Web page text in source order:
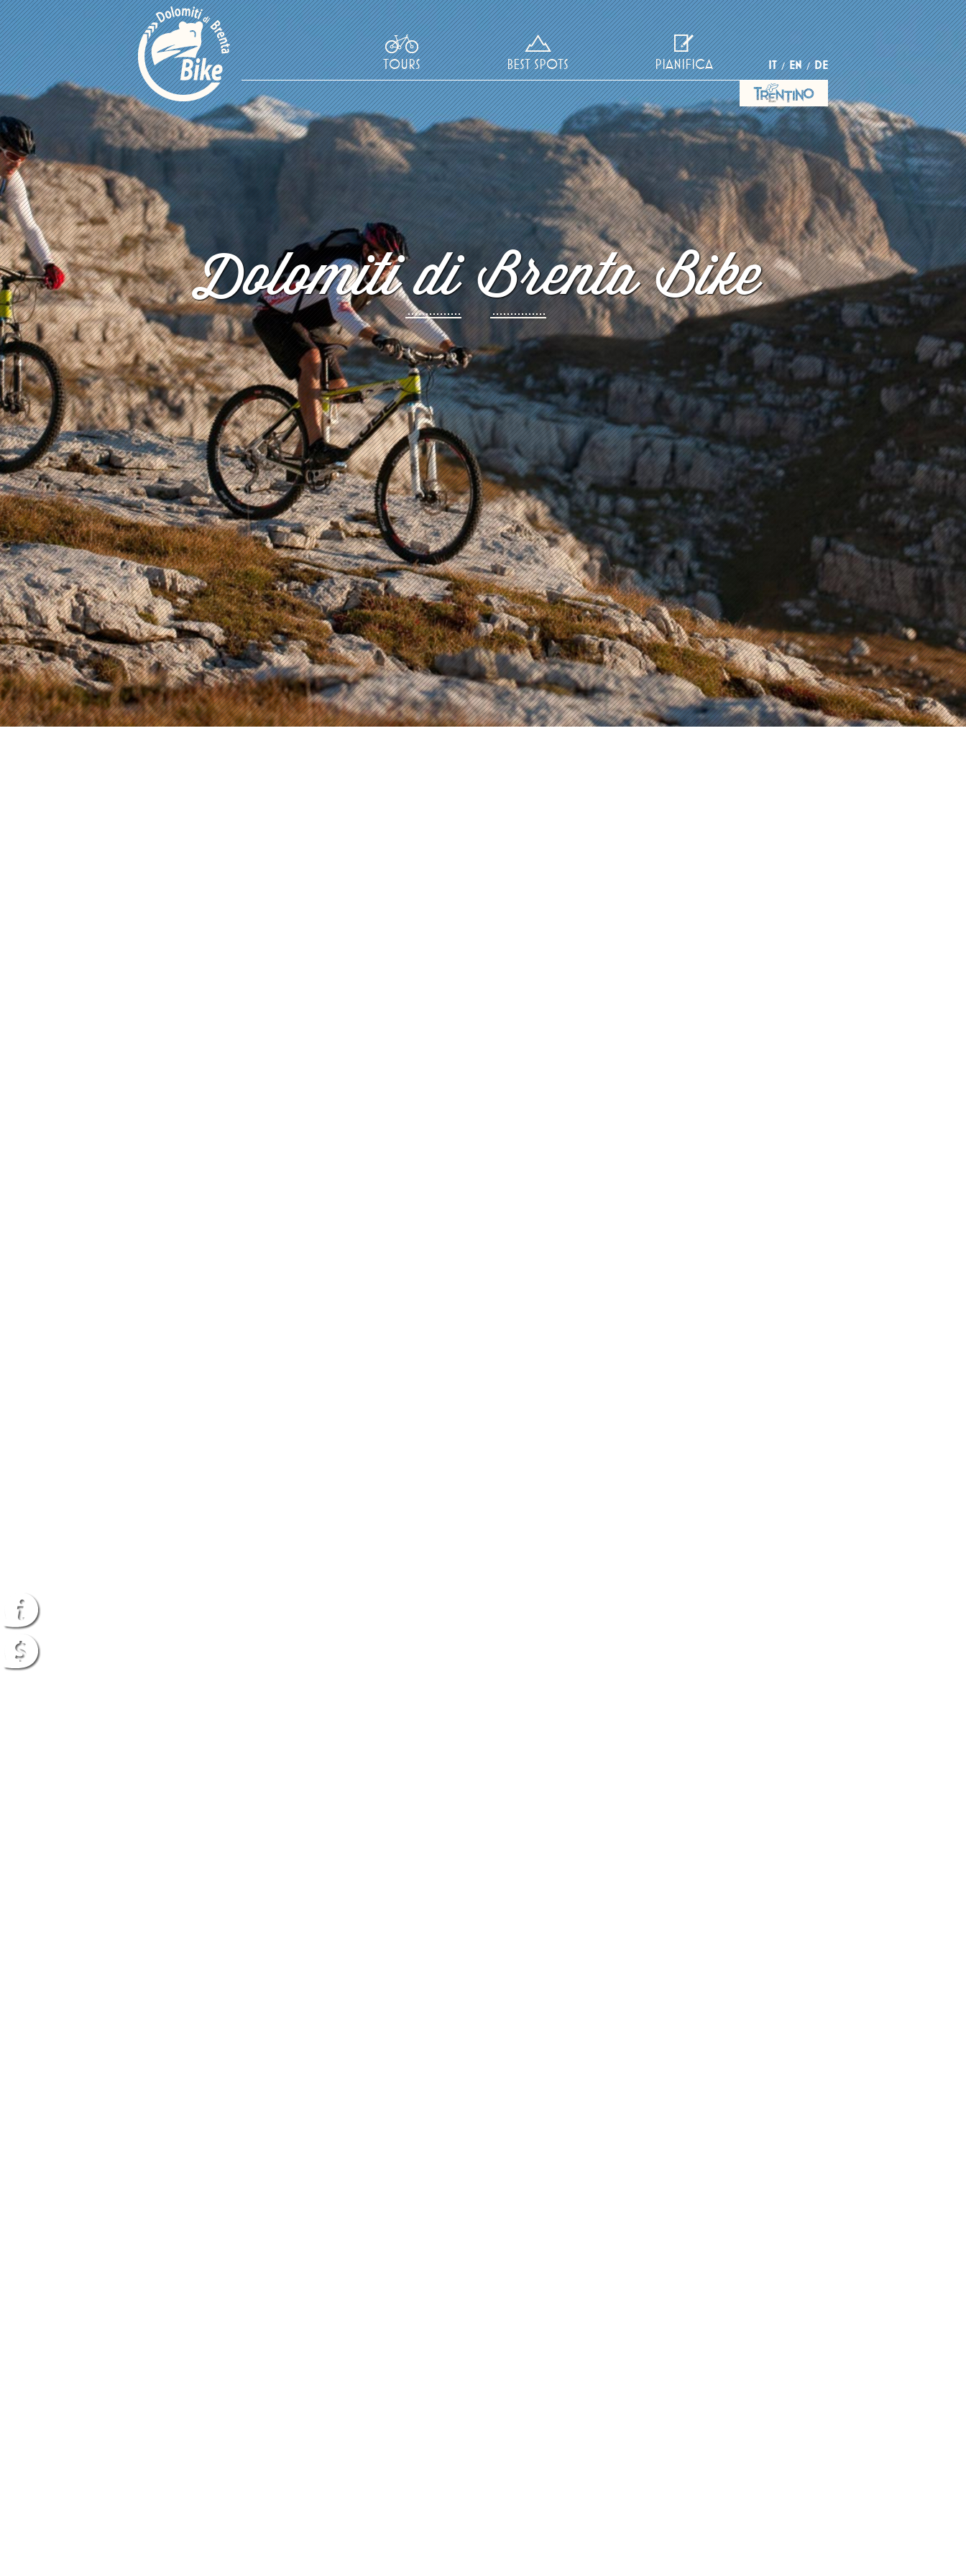
IT EN DE
TOURS BEST SPOTS PIANIFICA
Dolomiti di Brenta Bike